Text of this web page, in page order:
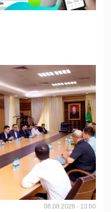
06.08.2026 - 13:50